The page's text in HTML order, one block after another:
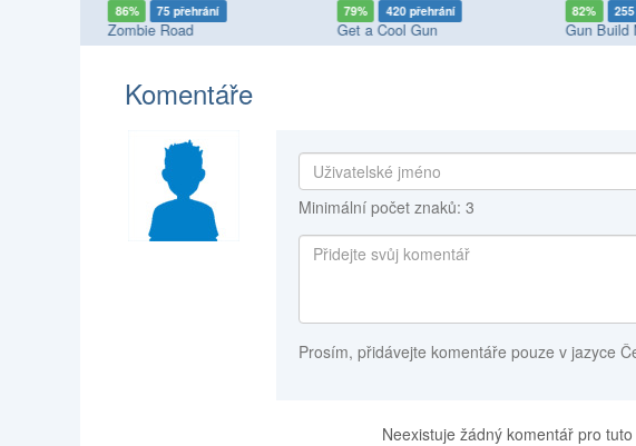
86% 75 přehrání
Zombie Road
79% 420 přehrání
Get a Cool Gun
82%
Gun Build
Komentáře
Minimální počet znaků: 3
Prosím, přidávejte komentáře pouze v jazyce
Neexistuje žádný komentář pro